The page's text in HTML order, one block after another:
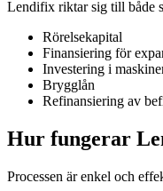
Lendifix riktar sig till både
Rörelsekapital
Finansiering för
Investering i
Brygglån
Refinansiering av
Hur fungerar
Processen är enkel och